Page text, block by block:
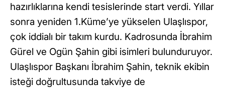
hazırlıklarına kendi tesislerinde start verdi. Yıllar
sonra yeniden 1.Küme’ye yükselen Ulaşlıspor,
çok iddialı bir takım kurdu. Kadrosunda İbrahim
Gürel ve Ogün Şahin gibi isimleri bulunduruyor.
Ulaşlıspor Başkanı İbrahim Şahin, teknik ekibin
isteği doğrultusunda takviye de